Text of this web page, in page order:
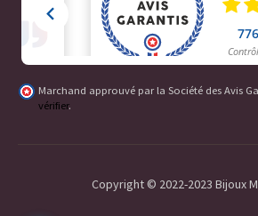
Marchand approuvé par la Société des Avis
vérifier.
Copyright © 2022-2023 Bijoux